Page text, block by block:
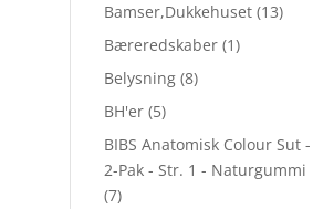
Bamser,Dukkehuset (13)
Bæreredskaber (1)
Belysning (8)
BH'er (5)
BIBS Anatomisk Colour Sut -
2-Pak - Str. 1 - Naturgummi
(7)